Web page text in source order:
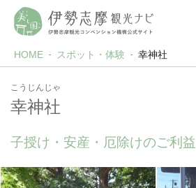
HOME スポット・体験 幸神社
こうじんじゃ
幸神社
子授け・安産・厄除けのご利益